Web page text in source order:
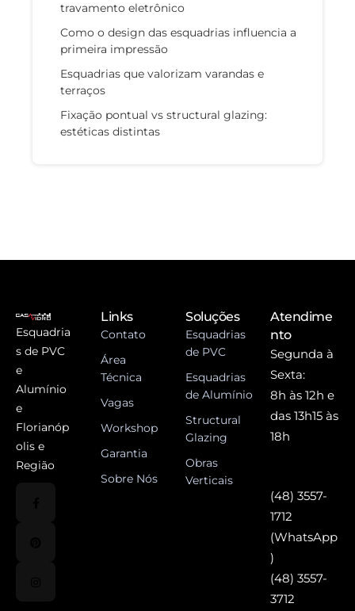
travamento eletrônico
Como o design das esquadrias influencia a
primeira impressão
Esquadrias que valorizam varandas e
terraços
Fixação pontual vs structural glazing:
estéticas distintas
Esquadria
s de PVC
e
Alumínio
e
Florianóp
olis e
Região
Links
Contato
Área
Técnica
Vagas
Workshop
Garantia
Sobre Nós
Soluções
Esquadrias
de PVC
Esquadrias
de Alumínio
Structural
Glazing
Obras
Verticais
Atendime
nto
Segunda à
Sexta:
8h às 12h e
das 13h15 às
18h
(48) 3557-
1712
(WhatsApp
)
(48) 3557-
3712